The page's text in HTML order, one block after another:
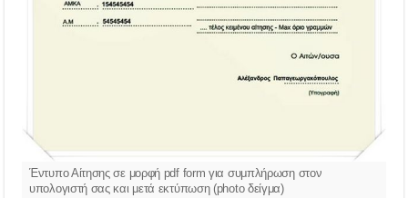
Έντυπο Αίτησης σε μορφή pdf form για συμπλήρωση στον
υπολογιστή σας και μετά εκτύπωση (photo δείγμα)